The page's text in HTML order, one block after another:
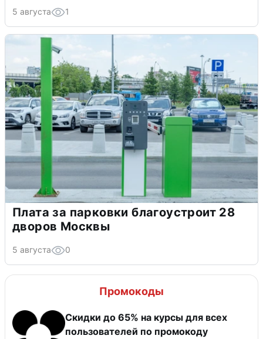
5 августа 1
Плата за парковки благоустроит 28
дворов Москвы
5 августа 0
Промокоды
Скидки до 65% на курсы для всех
пользователей по промокоду